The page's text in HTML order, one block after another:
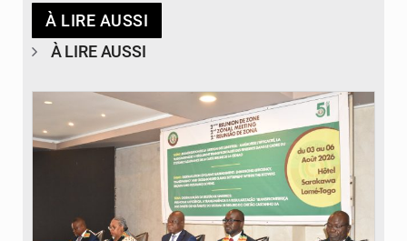
À LIRE AUSSI
À LIRE AUSSI